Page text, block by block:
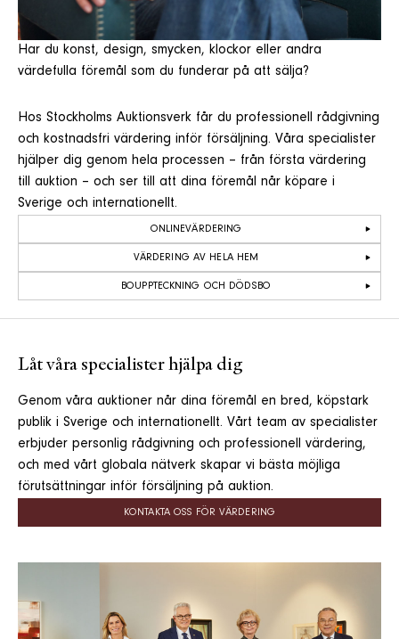
Har du konst, design, smycken, klockor eller andra
värdefulla föremål som du funderar på att sälja?
Hos Stockholms Auktionsverk får du professionell rådgivning
och kostnadsfri värdering inför försäljning. Våra specialister
hjälper dig genom hela processen – från första värdering
till auktion – och ser till att dina föremål når köpare i
Sverige och internationellt.
ONLINEVÄRDERING
VÄRDERING AV HELA HEM
BOUPPTECKNING OCH DÖDSBO
Låt våra specialister hjälpa dig
Genom våra auktioner når dina föremål en bred, köpstark
publik i Sverige och internationellt. Vårt team av specialister
erbjuder personlig rådgivning och professionell värdering,
och med vårt globala nätverk skapar vi bästa möjliga
förutsättningar inför försäljning på auktion.
KONTAKTA OSS FÖR VÄRDERING